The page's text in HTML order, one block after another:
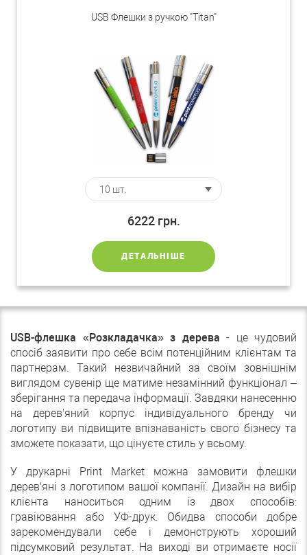
USB Флешки з ручкою "Titan"
6222 грн.
ДЕТАЛЬНІШЕ
USB-флешка «Розкладачка» з дерева - це чудовий
спосіб заявити про себе всім потенційним клієнтам та
партнерам. Такий незвичайний за своїм зовнішнім
виглядом сувенір ще матиме незамінний функціонал –
зберігання та передача інформації. Завдяки нанесенню
на дерев'яний корпус індивідуального бренду чи
логотипу ви підвищите впізнаваність свого бізнесу та
зможете показати, що цінуєте стиль у всьому.
У друкарні Print Market можна замовити флешки
дерев'яні з логотипом вашої компанії. Дизайн на вибір
клієнта наноситься одним із двох способів:
гравіювання або УФ-друк. Обидва способи добре
зарекомендували себе і демонструють хороший
підсумковий результат. На виході ви отримаєте носії